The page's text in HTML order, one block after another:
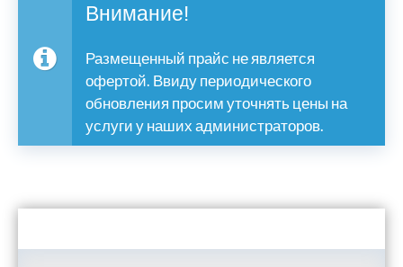
Внимание!
Размещенный прайс не является
офертой. Ввиду периодического
обновления просим уточнять цены на
услуги у наших администраторов.